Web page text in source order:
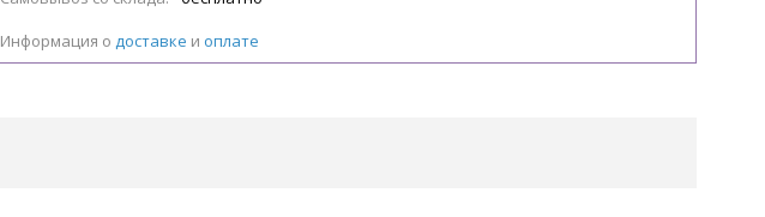
Информация о доставке и оплате